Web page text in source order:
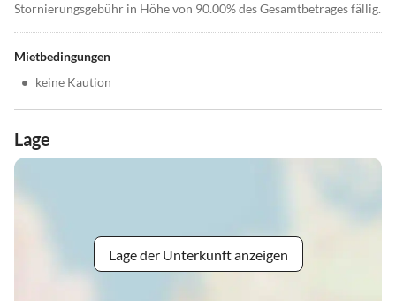
Stornierungsgebühr in Höhe von 90.00% des Gesamtbetrages fällig.
Mietbedingungen
• keine Kaution
Lage
Lage der Unterkunft anzeigen